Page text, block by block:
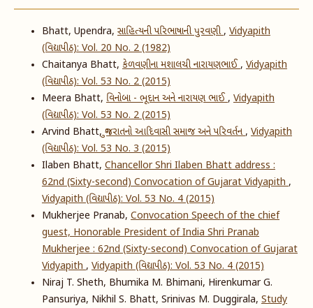
Bhatt, Upendra, સાહિત્યની પરિભાષાની પુરવણી, Vidyapith
(વિદ્યાપીઠ): Vol. 20 No. 2 (1982)
Chaitanya Bhatt, કેળવણીના મશાલચી નારાયણભાઈ, Vidyapith
(વિદ્યાપીઠ): Vol. 53 No. 2 (2015)
Meera Bhatt, વિનોબા - ભૂદાન અને નારાયણ ભાઈ, Vidyapith
(વિદ્યાપીઠ): Vol. 53 No. 2 (2015)
Arvind Bhatt,ગુજરાતનો આદિવાસી સમાજ અને પરિવર્તન, Vidyapith
(વિદ્યાપીઠ): Vol. 53 No. 3 (2015)
Ilaben Bhatt, Chancellor Shri Ilaben Bhatt address :
62nd (Sixty-second) Convocation of Gujarat Vidyapith,
Vidyapith (વિદ્યાપીઠ): Vol. 53 No. 4 (2015)
Mukherjee Pranab, Convocation Speech of the chief
guest, Honorable President of India Shri Pranab
Mukherjee : 62nd (Sixty-second) Convocation of Gujarat
Vidyapith, Vidyapith (વિદ્યાપીઠ): Vol. 53 No. 4 (2015)
Niraj T. Sheth, Bhumika M. Bhimani, Hirenkumar G.
Pansuriya, Nikhil S. Bhatt, Srinivas M. Duggirala, Study